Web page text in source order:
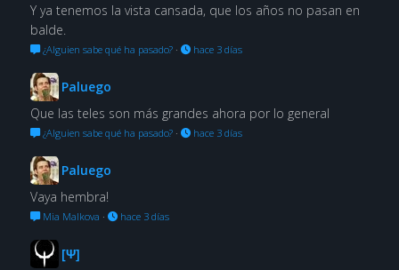
Y ya tenemos la vista cansada, que los años no pasan en
balde.
¿Alguien sabe qué ha pasado?· hace 3 días
Paluego
Que las teles son más grandes ahora por lo general
¿Alguien sabe qué ha pasado?· hace 3 días
Paluego
Vaya hembra!
Mia Malkova · hace 3 días
[Ψ]